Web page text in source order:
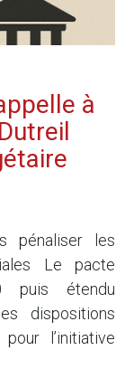
à
pénaliser les
Le pacte
étendu
dispositions
l’initiative